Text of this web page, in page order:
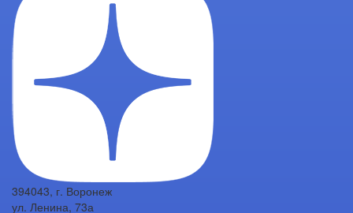
394043, г. Воронеж
ул. Ленина, 73а